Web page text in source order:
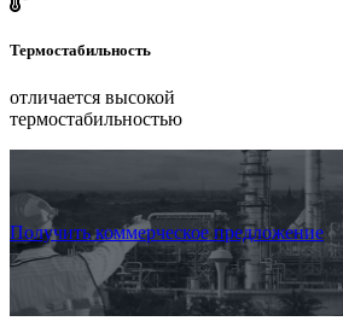
Термостабильность
отличается высокой
термостабильностью
Получить коммерческое предложение